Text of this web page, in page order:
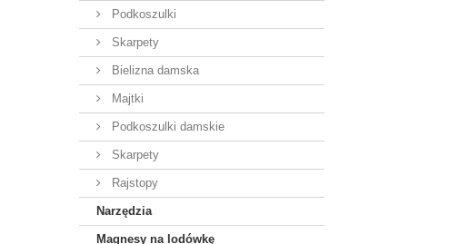
Podkoszulki
Skarpety
Bielizna damska
Majtki
Podkoszulki damskie
Skarpety
Rajstopy
Narzędzia
Magnesy na lodówkę